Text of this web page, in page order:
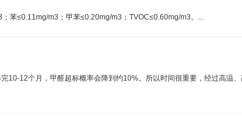
苯≤0.11mg/m3；甲苯≤0.20mg/m3；TVOC≤0.60mg/m3。...
10-12个月，甲醛超标概率会降到约10%。所以时间很重要，经过高温、